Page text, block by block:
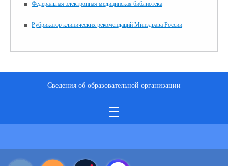
Федеральная электронная медицинская библиотека
Рубрикатор клинических рекомендаций Минздрава России
Сведения об образовательной организации